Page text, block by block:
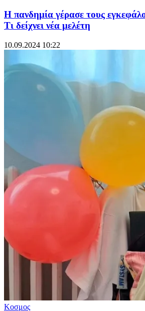
Η πανδημία γέρασε τους
Τι δείχνει νέα μελέτη
10.09.2024 10:22
Κοσμος